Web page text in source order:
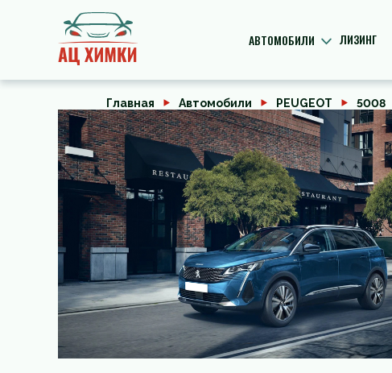
АВТОМОБИЛИ ЛИЗИНГ
Главная Автомобили PEUGEOT 5008